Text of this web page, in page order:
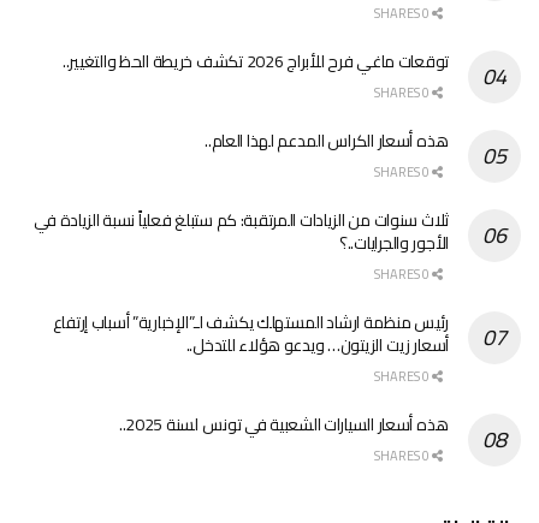
0 SHARES
توقعات ماغي فرح للأبراج 2026 تكشف خريطة الحظ والتغيير..
0 SHARES
هذه أسعار الكراس المدعم لهذا العام..
0 SHARES
ثلاث سنوات من الزيادات المرتقبة: كم ستبلغ فعلياً نسبة الزيادة في
الأجور والجرايات..؟
0 SHARES
رئيس منظمة ارشاد المستهلك يكشف لـ”الإخبارية” أسباب إرتفاع
أسعار زيت الزيتون… ويدعو هؤلاء للتدخل..
0 SHARES
هذه أسعار السيارات الشعبية في تونس لسنة 2025..
0 SHARES